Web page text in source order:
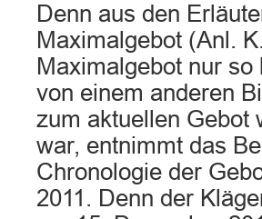
Denn aus den
Maximalgebot (Anl.
Maximalgebot nur
von einem anderen
zum aktuellen Gebot
war, entnimmt das
Chronologie der
2011. Denn der